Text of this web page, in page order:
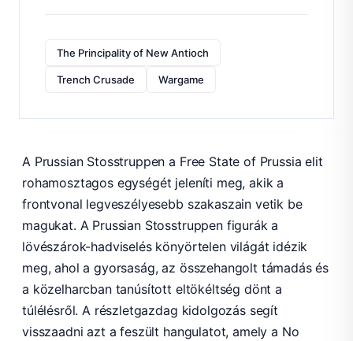
The Principality of New Antioch
Trench Crusade Wargame
A Prussian Stosstruppen a Free State of Prussia elit
rohamosztagos egységét jeleníti meg, akik a
frontvonal legveszélyesebb szakaszain vetik be
magukat. A Prussian Stosstruppen figurák a
lövészárok-hadviselés könyörtelen világát idézik
meg, ahol a gyorsaság, az összehangolt támadás és
a közelharcban tanúsított eltökéltség dönt a
túlélésről. A részletgazdag kidolgozás segít
visszaadni azt a feszült hangulatot, amely a No